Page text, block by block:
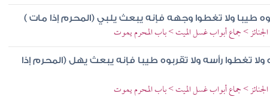
طيبا ولا تغطوا وجهه فإنه يبعث يلبي (المحرم إذا مات )
> جماع أبواب غسل الميت > باب المحرم يموت
تغطوا رأسه ولا تقربوه طيبا فإنه يبعث يهل (المحرم إذا
> جماع أبواب غسل الميت > باب المحرم يموت